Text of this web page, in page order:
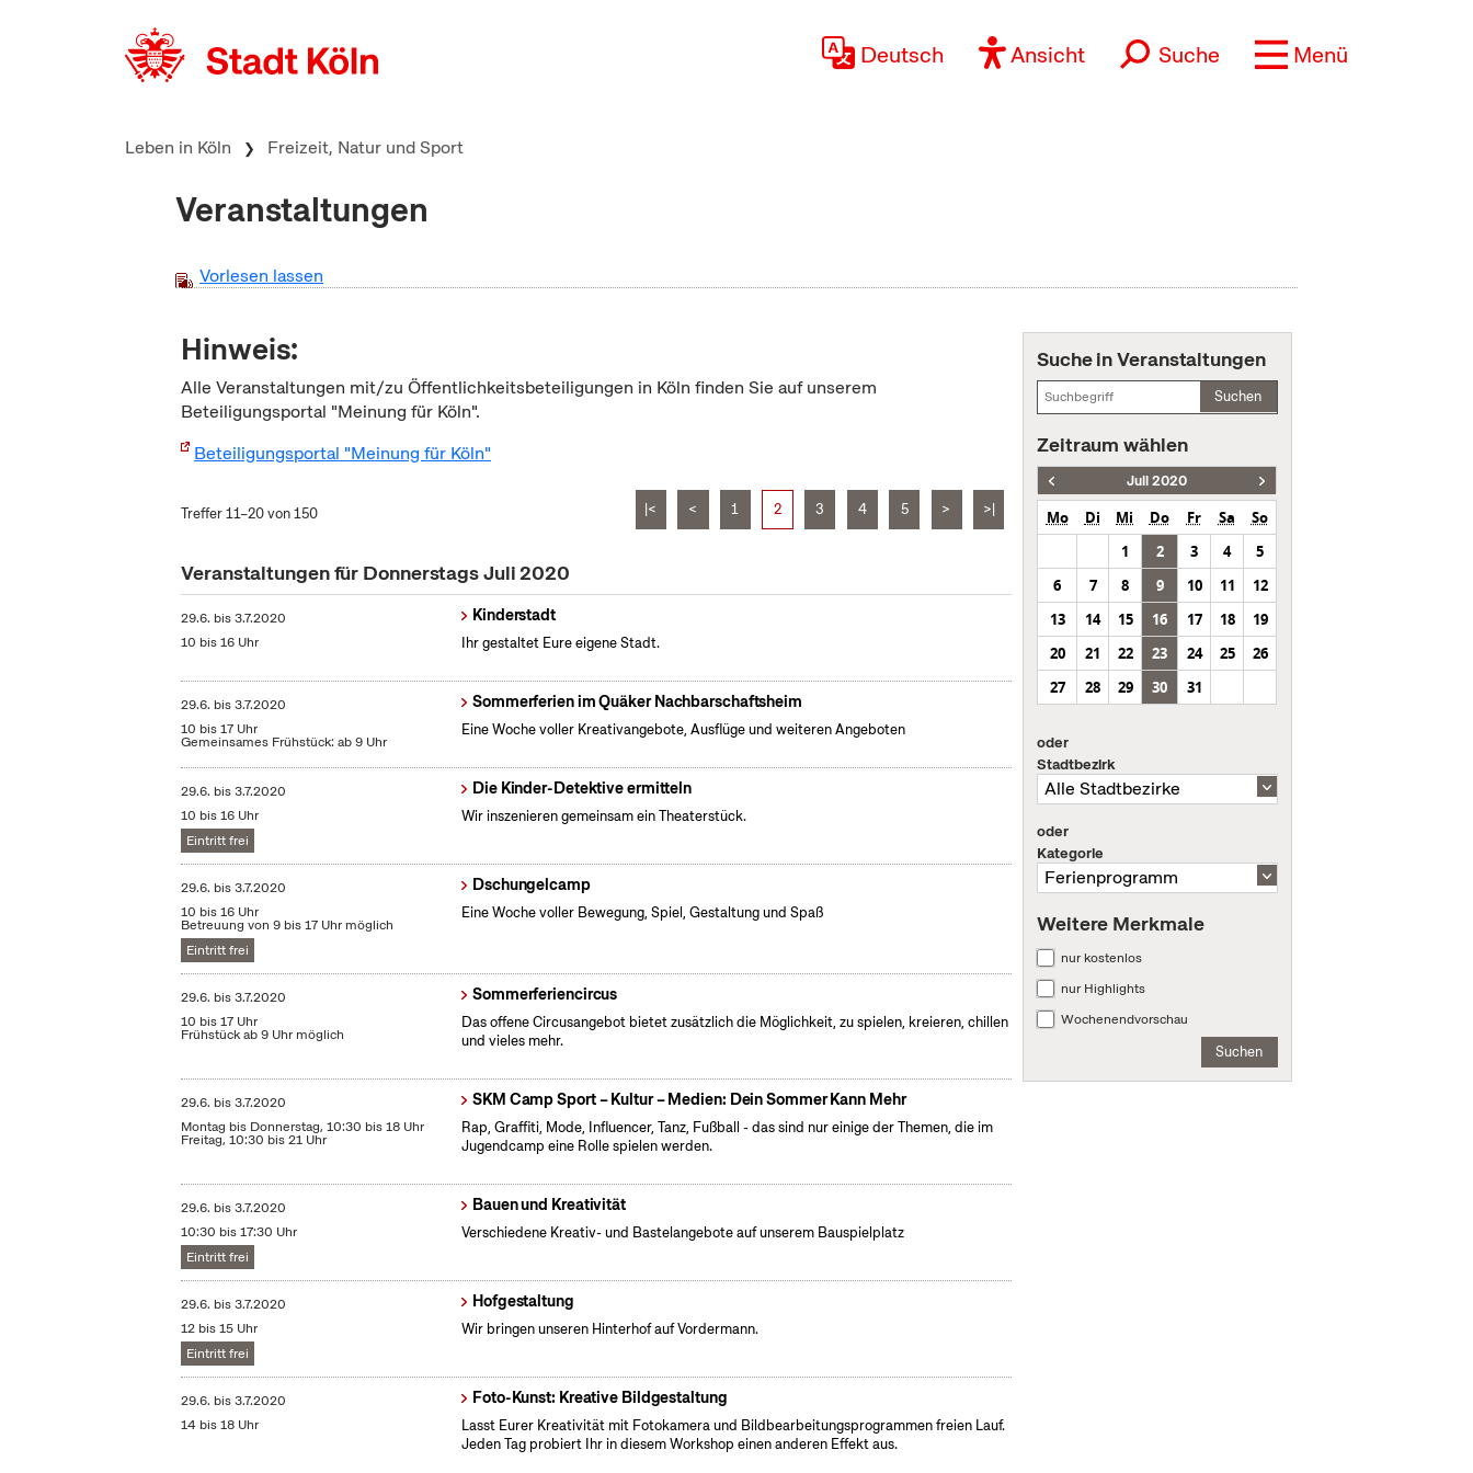
Deutsch Ansicht Suche Menü
Leben in Köln Freizeit, Natur und Sport
Veranstaltungen
Vorlesen lassen
Hinweis:
Alle Veranstaltungen mit/zu Öffentlichkeitsbeteiligungen in Köln finden Sie auf unserem
Beteiligungsportal "Meinung für Köln".
Beteiligungsportal "Meinung für Köln"
Treffer 11–20 von 150 |< < 1 2 3 4 5 > >|
Veranstaltungen für Donnerstags Juli 2020
29.6. bis3.7.2020
10 bis 16 Uhr
Kinderstadt
Ihr gestaltet Eure eigene Stadt.
29.6. bis3.7.2020
10 bis 17 Uhr
Gemeinsames Frühstück: ab 9 Uhr
Sommerferien im Quäker Nachbarschaftsheim
Eine Woche voller Kreativangebote, Ausflüge und weiteren Angeboten
29.6. bis3.7.2020
10 bis 16 Uhr
Eintritt frei
Die Kinder-Detektive ermitteln
Wir inszenieren gemeinsam ein Theaterstück.
29.6. bis3.7.2020
10 bis 16 Uhr
Betreuung von 9 bis 17 Uhr möglich
Eintritt frei
Dschungelcamp
Eine Woche voller Bewegung, Spiel, Gestaltung und Spaß
29.6. bis3.7.2020
10 bis 17 Uhr
Frühstück ab 9 Uhr möglich
Sommerferiencircus
Das offene Circusangebot bietet zusätzlich die Möglichkeit, zu spielen, kreieren, chillen
und vieles mehr.
29.6. bis3.7.2020
Montag bis Donnerstag, 10:30 bis 18 Uhr
Freitag, 10:30 bis 21 Uhr
SKM Camp Sport – Kultur – Medien: Dein Sommer Kann Mehr
Rap, Graffiti, Mode, Influencer, Tanz, Fußball - das sind nur einige der Themen, die im
Jugendcamp eine Rolle spielen werden.
29.6. bis3.7.2020
10:30 bis 17:30 Uhr
Eintritt frei
Bauen und Kreativität
Verschiedene Kreativ- und Bastelangebote auf unserem Bauspielplatz
29.6. bis3.7.2020
12 bis 15 Uhr
Eintritt frei
Hofgestaltung
Wir bringen unseren Hinterhof auf Vordermann.
29.6. bis3.7.2020
14 bis 18 Uhr
Foto-Kunst: Kreative Bildgestaltung
Lasst Eurer Kreativität mit Fotokamera und Bildbearbeitungsprogrammen freien Lauf.
Jeden Tag probiert Ihr in diesem Workshop einen anderen Effekt aus.
Suche in Veranstaltungen
Suchen
Zeitraum wählen
Juli 2020
Mo Di Mi Do Fr Sa
So
1
2 3 4
5
6
7 8 9 10 11
12
13
14 15 16 17 18
19
20
21 22 23 24 25
26
27
28 29 30 31
oder
Stadtbezirk
oder
Kategorie
Weitere Merkmale
nur kostenlos
nur Highlights
Wochenendvorschau
Suchen